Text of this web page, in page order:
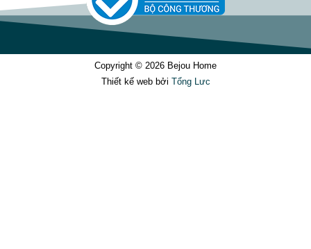
Copyright © 2026 Bejou Home
Thiết kế web bởi Tổng Lưc